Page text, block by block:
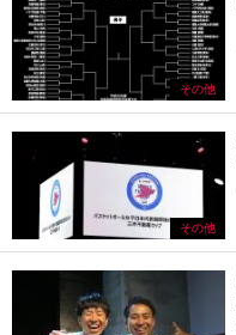
その他
その他